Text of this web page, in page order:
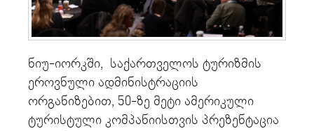
ნიუ-იორკში, საქართველოს ტურიზმის
ეროვნული ადმინისტრაციის
ორგანიზებით, 50-ზე მეტი ამერიკული
ტურისტული კომპანიისთვის პრეზენტაცია